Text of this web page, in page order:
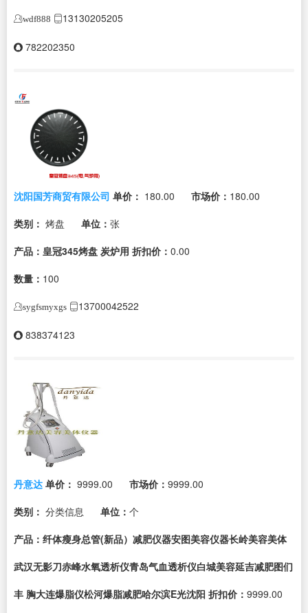
wdf888 13130205205
782202350
沈阳国芳商贸有限公司 单价： 180.00 市场价： 180.00
类别： 烤盘 单位： 张
产品：皇冠345烤盘 炭炉用 折扣价： 0.00
数量： 100
sygfsmyxgs 13700042522
838374123
丹意达 单价： 9999.00 市场价： 9999.00
类别： 分类信息 单位： 个
产品：纤体瘦身总管(新品）减肥仪器安图美容仪器长岭美容美体
武汉无影刀赤峰水氧透析仪青岛气血透析仪白城美容延吉减肥图们
丰 胸大连爆脂仪松河爆脂减肥哈尔滨E光沈阳 折扣价： 9999.00